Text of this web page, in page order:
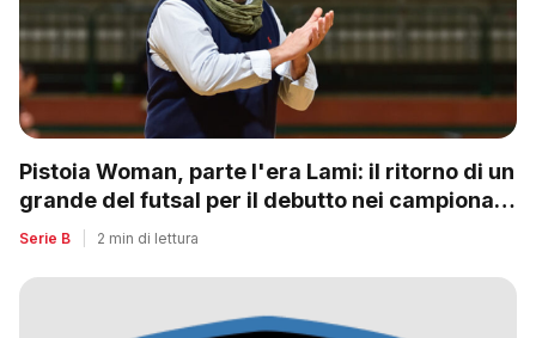
Pistoia Woman, parte l'era Lami: il ritorno di un
grande del futsal per il debutto nei campionati
nazionali
Serie B 2 min di lettura